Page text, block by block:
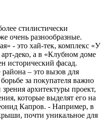
стилистически
очень разнообразные.
- это хай-тек, комплекс «У
деко, а в «Клубном доме
исторический фасад.
– это вызов для
за покупателя важно
зрения архитектуры проект,
которые выделят его на
Капров. - Например, в
почти уникальное для